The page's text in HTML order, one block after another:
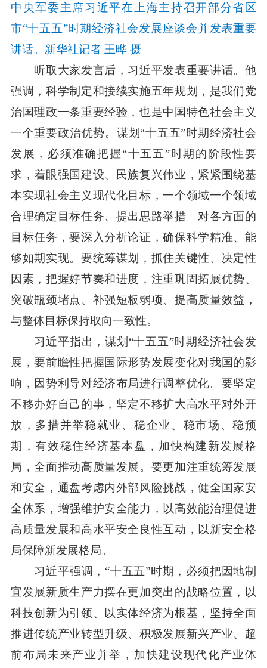
中央军委主席习近平在上海主持召开部分省区
市“十五五”时期经济社会发展座谈会并发表重要
讲话。新华社记者 王晔 摄
听取大家发言后，习近平发表重要讲话。他
强调，科学制定和接续实施五年规划，是我们党
治国理政一条重要经验，也是中国特色社会主义
一个重要政治优势。谋划“十五五”时期经济社会
发展，必须准确把握“十五五”时期的阶段性要
求，着眼强国建设、民族复兴伟业，紧紧围绕基
本实现社会主义现代化目标，一个领域一个领域
合理确定目标任务、提出思路举措。对各方面的
目标任务，要深入分析论证，确保科学精准、能
够如期实现。要统筹谋划，抓住关键性、决定性
因素，把握好节奏和进度，注重巩固拓展优势、
突破瓶颈堵点、补强短板弱项、提高质量效益，
与整体目标保持取向一致性。
习近平指出，谋划“十五五”时期经济社会发
展，要前瞻性把握国际形势发展变化对我国的影
响，因势利导对经济布局进行调整优化。要坚定
不移办好自己的事，坚定不移扩大高水平对外开
放，多措并举稳就业、稳企业、稳市场、稳预
期，有效稳住经济基本盘，加快构建新发展格
局，全面推动高质量发展。要更加注重统筹发展
和安全，通盘考虑内外部风险挑战，健全国家安
全体系，增强维护安全能力，以高效能治理促进
高质量发展和高水平安全良性互动，以新安全格
局保障新发展格局。
习近平强调，“十五五”时期，必须把因地制
宜发展新质生产力摆在更加突出的战略位置，以
科技创新为引领、以实体经济为根基，坚持全面
推进传统产业转型升级、积极发展新兴产业、超
前布局未来产业并举，加快建设现代化产业体